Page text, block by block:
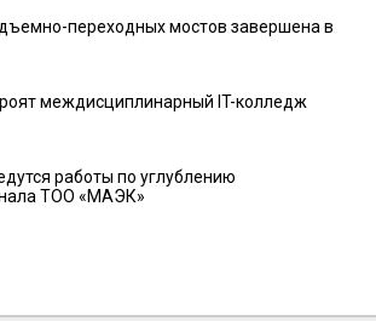
переходных мостов завершена в
междисциплинарный IT-колледж
работы по углублению
ТОО «МАЭК»